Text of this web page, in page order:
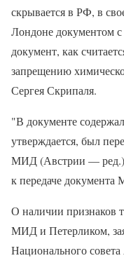
скрывается в РФ, в
Лондоне документом
документ, как
запрещению
Сергея Скрипаля.
"В документе
утверждается, был
МИД (Австрии — ред.).
к передаче
О наличии признаков
МИД и Петерликом,
Национального